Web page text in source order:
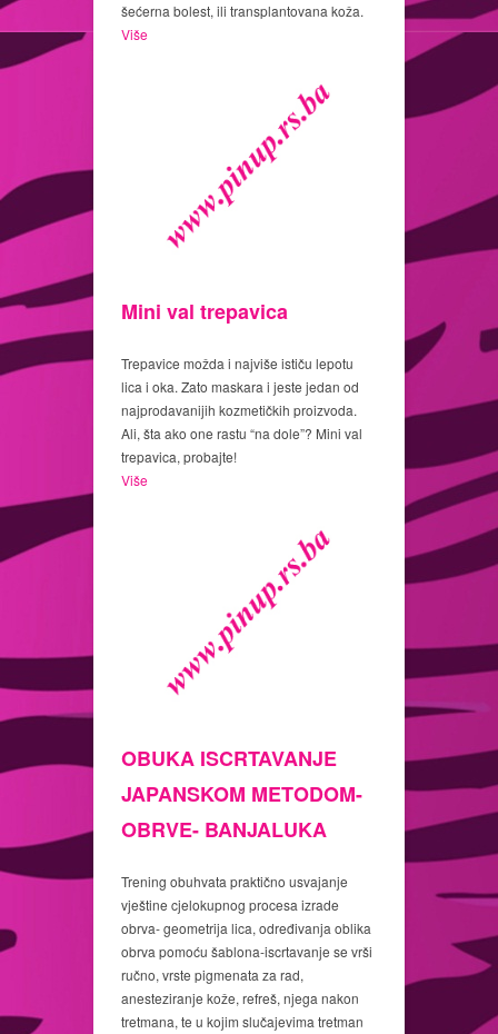
šećerna bolest, ili transplantovana koža.
Više
Mini val trepavica
Trepavice možda i najviše ističu lepotu
lica i oka. Zato maskara i jeste jedan od
najprodavanijih kozmetičkih proizvoda.
Ali, šta ako one rastu “na dole”? Mini val
trepavica, probajte!
Više
OBUKA ISCRTAVANJE
JAPANSKOM METODOM-
OBRVE- BANJALUKA
Trening obuhvata praktično usvajanje
vještine cjelokupnog procesa izrade
obrva- geometrija lica, određivanja oblika
obrva pomoću šablona-iscrtavanje se vrši
ručno, vrste pigmenata za rad,
anesteziranje kože, refreš, njega nakon
tretmana, te u kojim slučajevima tretman